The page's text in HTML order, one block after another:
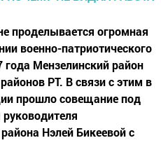
проделывается огромная
военно-патриотического
года Мензелинский район
РТ. В связи с этим в
прошло совещание под
Нэлей Бикеевой с